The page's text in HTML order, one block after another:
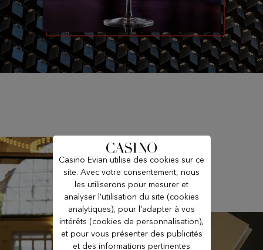
Casino Evian utilise des cookies sur ce
site. Avec votre consentement, nous
les utiliserons pour mesurer et
analyser l'utilisation du site (cookies
analytiques), pour l'adapter à vos
intérêts (cookies de personnalisation),
et pour vous présenter des publicités
et des informations pertinentes